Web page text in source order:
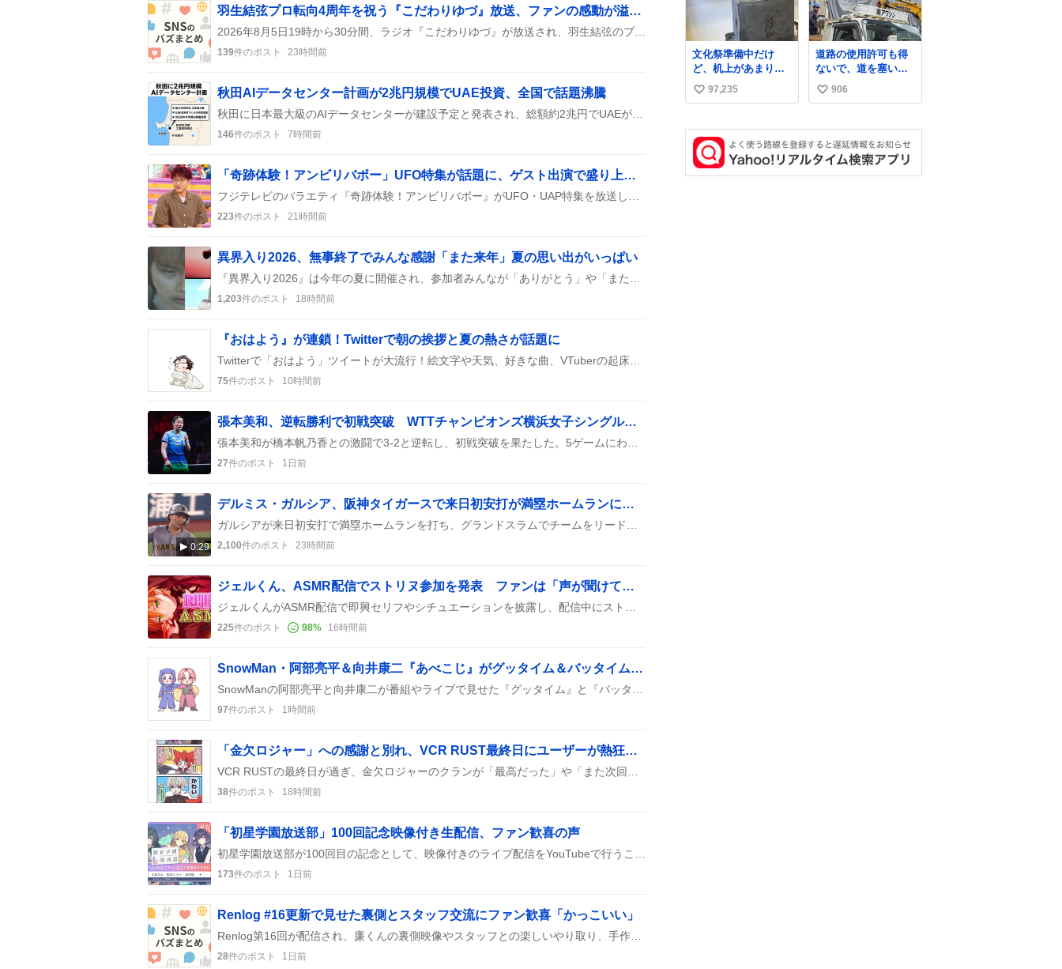
羽生結弦プロ転向4周年を祝う『こだわりゆづ』放送、ファンの感動が溢れる夜
2026年8月5日19時から30分間、ラジオ『こだわりゆづ』が放送され、羽生結弦のプロ転向4周年を祝う特別企画が実施された。ファンからのメッセージ募集や藤原アナウンサーの朗読、セットリスト紹介が行われ、リスナーは感動や涙の声を上げた。
139件のポスト 23時間前
秋田AIデータセンター計画が2兆円規模でUAE投資、全国で話題沸騰
秋田に日本最大級のAIデータセンターが建設予定と発表され、総額約2兆円でUAEが数千億円規模の投資を検討中、最大受電容量は500MWで、2030年代前半の稼働を目指すとSNSで盛り上がっている。
146件のポスト 7時間前
「奇跡体験！アンビリバボー」UFO特集が話題に、ゲスト出演で盛り上がり
フジテレビのバラエティ『奇跡体験！アンビリバボー』がUFO・UAP特集を放送し、最新映像や失踪ミステリーを取り上げ、GENERATIONSの小森隼さんや乃木坂46の冨里奈央さんらがゲストとして登場した。
223件のポスト 21時間前
異界入り2026、無事終了でみんな感謝「また来年」夏の思い出がいっぱい
『異界入り2026』は今年の夏に開催され、参加者みんなが「ありがとう」や「また来年」って言い合いながら、無事に終わったみたい。次のループも楽しみだね。
1,203件のポスト 18時間前
『おはよう』が連鎖！Twitterで朝の挨拶と夏の熱さが話題に
Twitterで「おはよう」ツイートが大流行！絵文字や天気、好きな曲、VTuberの起床報告などを添えて、みんなが朝の一言を披露している様子が見受けられる。
75件のポスト 10時間前
張本美和、逆転勝利で初戦突破 WTTチャンピオンズ横浜女子シングルス激闘
張本美和が橋本帆乃香との激闘で3-2と逆転し、初戦突破を果たした。5ゲームにわたる接戦で、最終ゲームは11-5で締めくくり、次のラウンドへ駒を進めた。
27件のポスト 1日前
0:29
デルミス・ガルシア、阪神タイガースで来日初安打が満塁ホームランに沸騰
ガルシアが来日初安打で満塁ホームランを打ち、グランドスラムでチームをリードさせたんだね。
2,100件のポスト 23時間前
ジェルくん、ASMR配信でストリヌ参加を発表 ファンは「声が聞けて嬉しい」
ジェルくんがASMR配信で即興セリフやシチュエーションを披露し、配信中にストリヌ参加を発表した。リスナーは『声が聞けて嬉しい』と喜び、配信は夜遅くまで続いた。
225件のポスト 98% 16時間前
SnowMan・阿部亮平＆向井康二『あべこじ』がグッタイム＆バッタイムで大盛り上がり「かわいい」声続出
SnowManの阿部亮平と向井康二が番組やライブで見せた『グッタイム』と『バッタイム』の掛け合いが話題に。ハグや手をつなぐ姿がSNSに多数アップされ、ファンは「かわいい」「最高」と盛り上がっている。
97件のポスト 1時間前
「金欠ロジャー」への感謝と別れ、VCR RUST最終日にユーザーが熱狂的な声を連発
VCR RUSTの最終日が過ぎ、金欠ロジャーのクランが「最高だった」や「また次回にて」と感謝と別れのコメントを連投。配信や対戦の思い出が語られ、次回イベントへの期待が高まっている様子が見られる。
38件のポスト 18時間前
「初星学園放送部」100回記念映像付き生配信、ファン歓喜の声
初星学園放送部が100回目の記念として、映像付きのライブ配信をYouTubeで行うことになり、ファンからは「第100回だ～～～」「映像付き生配信待機ですわ～」と盛り上がりの声が上がっている。
173件のポスト 1日前
Renlog #16更新で見せた裏側とスタッフ交流にファン歓喜「かっこいい」
Renlog第16回が配信され、廉くんの裏側映像やスタッフとの楽しいやり取り、手作りグッズが披露され、ファンから「かっこいい」「安定のサンダル」などの声が上がっている。
28件のポスト 1日前
数
文化祭準備中だけ
ど、机上があまりに
いじめっぽすぎる
い
ね
数
97,235
道路の使用許可も得
ないで、道を塞いだ
まま解体作業して
る。 写真を撮ろうと
罵倒されるなど。
い
ね
数
906